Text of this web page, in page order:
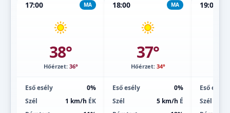
17:00 MA
38°
Hőérzet: 36°
Eső esély
0%
Szél
1 km/h ÉK
18:00 MA
37°
Hőérzet: 34°
Eső esély
0%
Szél
5 km/h É
19:00
Eső esély
Szél